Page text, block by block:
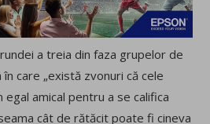
a treia din faza grupelor de
care „există zvonuri că cele
egal amical pentru a se califica
cât de rătăcit poate fi cineva